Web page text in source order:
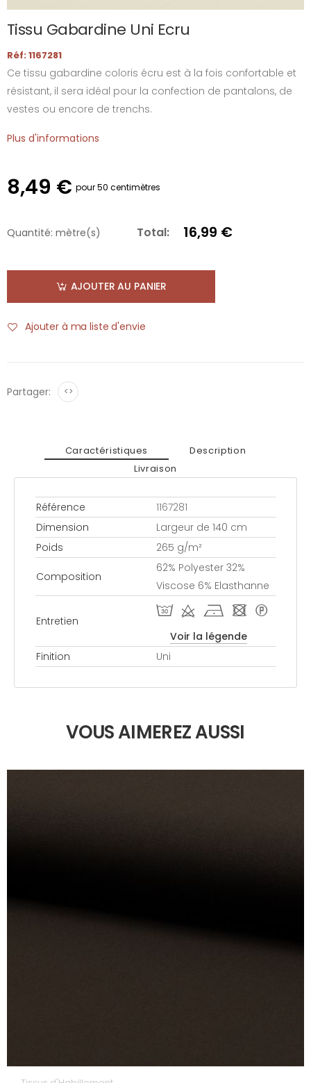
Tissu Gabardine Uni Ecru
Réf: 1167281
Ce tissu gabardine coloris écru est à la fois confortable et
résistant, il sera idéal pour la confection de pantalons, de
vestes ou encore de trenchs.
Plus d'informations
8,49 € pour 50 centimètres
Quantité: mètre(s) Total: 16,99 €
AJOUTER AU PANIER
Ajouter à ma liste d'envie
Partager: <>
Caractéristiques
Description
Livraison
Référence
1167281
Dimension
Largeur de 140 cm
Poids
265 g/m²
Composition
62% Polyester 32%
Viscose 6% Elasthanne
Entretien
T d h - *
Voir la légende
Finition
Uni
VOUS AIMEREZ AUSSI